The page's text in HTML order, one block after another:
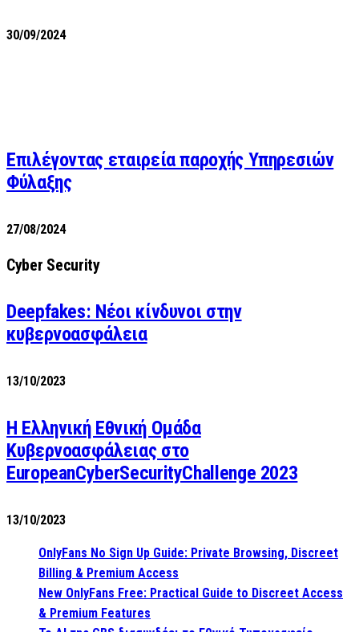
30/09/2024
Επιλέγοντας εταιρεία παροχής Υπηρεσιών
Φύλαξης
27/08/2024
Cyber Security
Deepfakes: Νέοι κίνδυνοι στην
κυβερνοασφάλεια
13/10/2023
Η Ελληνική Εθνική Ομάδα
Κυβερνοασφάλειας στο
EuropeanCyberSecurityChallenge 2023
13/10/2023
OnlyFans No Sign Up Guide: Private Browsing, Discreet
Billing & Premium Access
New OnlyFans Free: Practical Guide to Discreet Access
& Premium Features